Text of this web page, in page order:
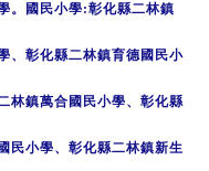
。國民小學:彰化縣二林鎮
、彰化縣二林鎮育德國民小
林鎮萬合國民小學、彰化縣
民小學、彰化縣二林鎮新生